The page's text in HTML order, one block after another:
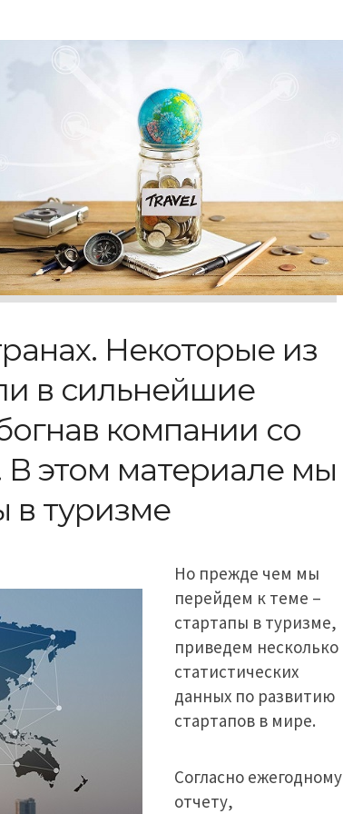
Некоторые из
в сильнейшие
компании со
этом материале мы
в туризме
Но прежде чем мы
перейдем к теме –
cтартапы в туризме,
приведем несколько
статистических
данных по развитию
стартапов в мире.
Согласно ежегодному
отчету,